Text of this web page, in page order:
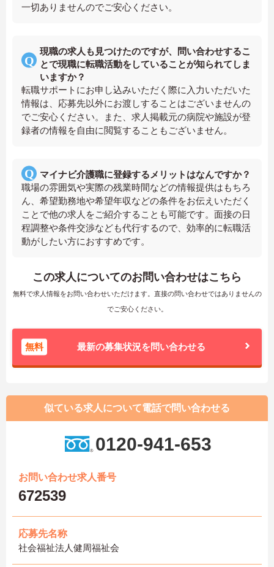
一切ありませんのでご安心ください。
現職の求人も見つけたのですが、問い合わせするこ
とで現職に転職活動をしていることが知られてしま
いますか？
転職サポートにお申し込みいただく際に入力いただいた
情報は、応募先以外にお渡しすることはございませんの
でご安心ください。また、求人掲載元の病院や施設が登
録者の情報を自由に閲覧することもございません。
マイナビ介護職に登録するメリットはなんですか？
職場の雰囲気や実際の残業時間などの情報提供はもちろ
ん、希望勤務地や希望年収などの条件をお伝えいただく
ことで他の求人をご紹介することも可能です。面接の日
程調整や条件交渉なども代行するので、効率的に転職活
動がしたい方におすすめです。
この求人についてのお問い合わせはこちら
無料で求人情報をお問い合わせいただけます。直接の問い合わせではありませんの
でご安心ください。
無料 最新の募集状況を問い合わせる
似ている求人について電話で問い合わせる
0120-941-653
お問い合わせ求人番号
672539
応募先名称
社会福祉法人健周福祉会